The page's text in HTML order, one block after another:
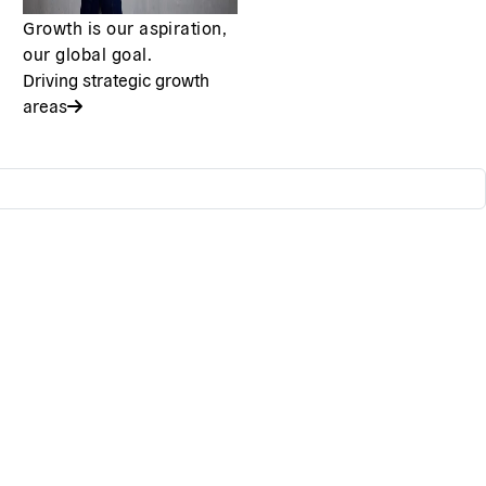
Growth is our aspiration,
our global goal.
Driving strategic growth
areas